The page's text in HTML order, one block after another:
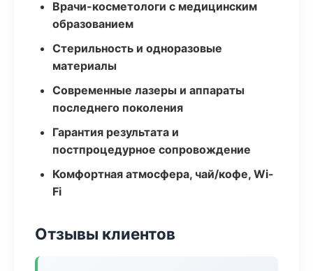
Врачи-косметологи с медицинским
образованием
Стерильность и одноразовые
материалы
Современные лазеры и аппараты
последнего поколения
Гарантия результата и
постпроцедурное сопровождение
Комфортная атмосфера, чай/кофе, Wi-
Fi
Отзывы клиентов